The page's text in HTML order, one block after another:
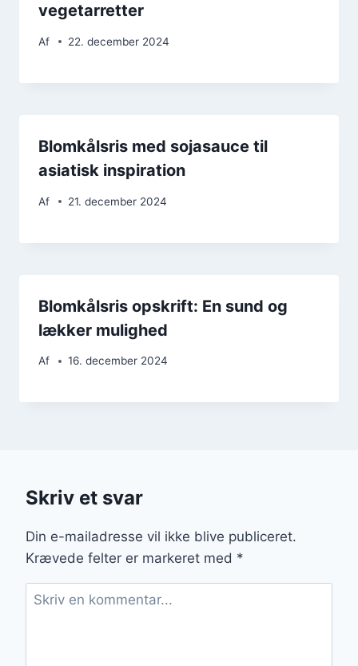
vegetarretter
Af 22. december 2024
Blomkålsris med sojasauce til
asiatisk inspiration
Af 21. december 2024
Blomkålsris opskrift: En sund og
lækker mulighed
Af 16. december 2024
Skriv et svar
Din e-mailadresse vil ikke blive publiceret.
Krævede felter er markeret med *